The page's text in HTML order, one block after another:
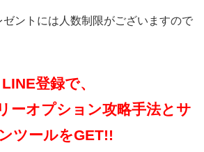
ントには人数制限がございますので
LINE登録で、
ーオプション攻略手法とサ
ツールをGET!!